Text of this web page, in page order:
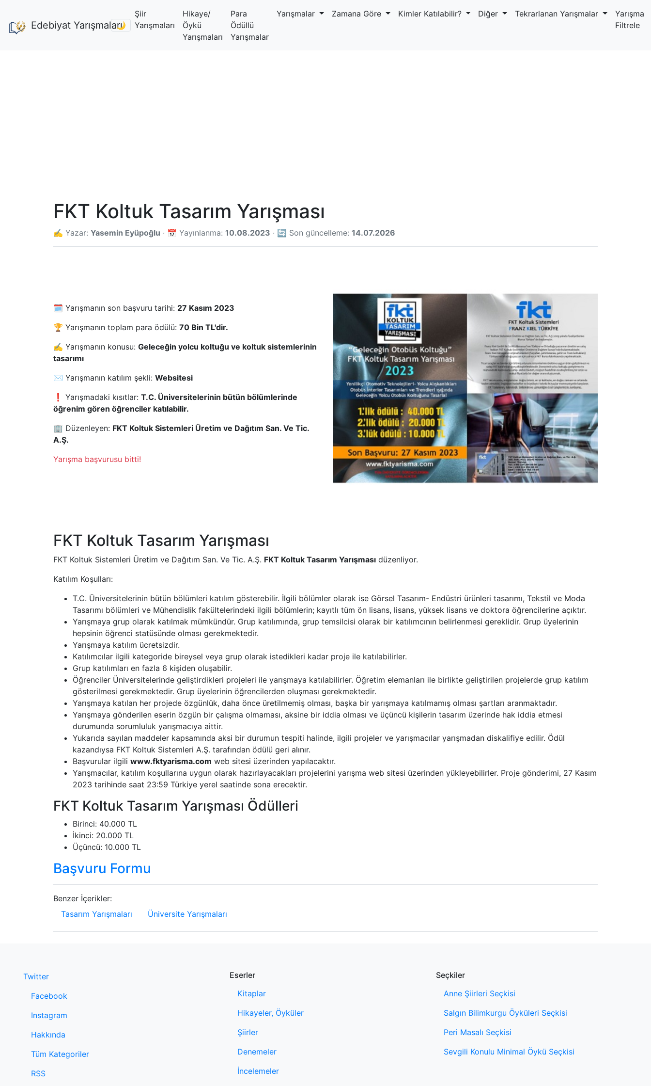
Edebiyat Yarışmaları
🌙
Şiir
Yarışmaları
Hikaye/
Öykü
Yarışmaları
Para
Ödüllü
Yarışmalar
Yarışmalar Zamana Göre Kimler Katılabilir? Diğer Tekrarlanan Yarışmalar
Yarışma
Filtrele
FKT Koltuk Tasarım Yarışması
✍️ Yazar: Yasemin Eyüpoğlu · 📅 Yayınlanma: 10.08.2023 · 🔄 Son güncelleme: 14.07.2026
🗓️ Yarışmanın son başvuru tarihi: 27 Kasım 2023
🏆 Yarışmanın toplam para ödülü: 70 Bin TL'dir.
✍️ Yarışmanın konusu: Geleceğin yolcu koltuğu ve koltuk sistemlerinin
tasarımı
✉️ Yarışmanın katılım şekli: Websitesi
❗ Yarışmadaki kısıtlar: T.C. Üniversitelerinin bütün bölümlerinde
öğrenim gören öğrenciler katılabilir.
🏢 Düzenleyen: FKT Koltuk Sistemleri Üretim ve Dağıtım San. Ve Tic.
A.Ş.
Yarışma başvurusu bitti!
FKT Koltuk Tasarım Yarışması
FKT Koltuk Sistemleri Üretim ve Dağıtım San. Ve Tic. A.Ş. FKT Koltuk Tasarım Yarışması düzenliyor.
Katılım Koşulları:
T.C. Üniversitelerinin bütün bölümleri katılım gösterebilir. İlgili bölümler olarak ise Görsel Tasarım- Endüstri ürünleri tasarımı, Tekstil ve Moda
Tasarımı bölümleri ve Mühendislik fakültelerindeki ilgili bölümlerin; kayıtlı tüm ön lisans, lisans, yüksek lisans ve doktora öğrencilerine açıktır.
Yarışmaya grup olarak katılmak mümkündür. Grup katılımında, grup temsilcisi olarak bir katılımcının belirlenmesi gereklidir. Grup üyelerinin
hepsinin öğrenci statüsünde olması gerekmektedir.
Yarışmaya katılım ücretsizdir.
Katılımcılar ilgili kategoride bireysel veya grup olarak istedikleri kadar proje ile katılabilirler.
Grup katılımları en fazla 6 kişiden oluşabilir.
Öğrenciler Üniversitelerinde geliştirdikleri projeleri ile yarışmaya katılabilirler. Öğretim elemanları ile birlikte geliştirilen projelerde grup katılım
gösterilmesi gerekmektedir. Grup üyelerinin öğrencilerden oluşması gerekmektedir.
Yarışmaya katılan her projede özgünlük, daha önce üretilmemiş olması, başka bir yarışmaya katılmamış olması şartları aranmaktadır.
Yarışmaya gönderilen eserin özgün bir çalışma olmaması, aksine bir iddia olması ve üçüncü kişilerin tasarım üzerinde hak iddia etmesi
durumunda sorumluluk yarışmacıya aittir.
Yukarıda sayılan maddeler kapsamında aksi bir durumun tespiti halinde, ilgili projeler ve yarışmacılar yarışmadan diskalifiye edilir. Ödül
kazandıysa FKT Koltuk Sistemleri A.Ş. tarafından ödülü geri alınır.
Başvurular ilgili www.fktyarisma.com web sitesi üzerinden yapılacaktır.
Yarışmacılar, katılım koşullarına uygun olarak hazırlayacakları projelerini yarışma web sitesi üzerinden yükleyebilirler. Proje gönderimi, 27 Kasım
2023 tarihinde saat 23:59 Türkiye yerel saatinde sona erecektir.
FKT Koltuk Tasarım Yarışması Ödülleri
Birinci: 40.000 TL
İkinci: 20.000 TL
Üçüncü: 10.000 TL
Başvuru Formu
Benzer İçerikler:
Tasarım Yarışmaları
Üniversite Yarışmaları
Twitter
Facebook
Instagram
Hakkında
Tüm Kategoriler
RSS
Eserler
Kitaplar
Hikayeler, Öyküler
Şiirler
Denemeler
İncelemeler
Seçkiler
Anne Şiirleri Seçkisi
Salgın Bilimkurgu Öyküleri Seçkisi
Peri Masalı Seçkisi
Sevgili Konulu Minimal Öykü Seçkisi